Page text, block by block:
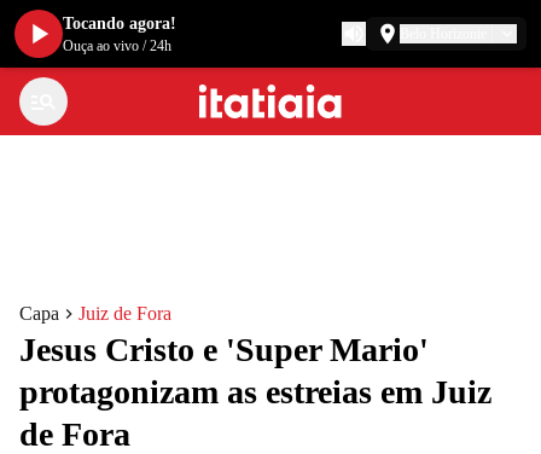
Capa Juiz de Fora
Jesus Cristo e 'Super Mario'
protagonizam as estreias em Juiz
de Fora
Tocando agora!
Ouça ao vivo /24h